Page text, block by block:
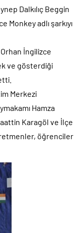
Dalkılıç Beggin
Monkey adlı şarkıyı
İngilizce
ve gösterdiği
Merkezi
Hamza
Karagöl ve İlçe
öğrenciler